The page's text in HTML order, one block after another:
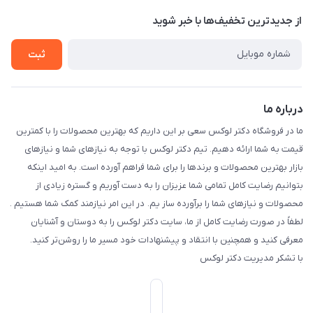
درباره ما
راهنما
از جدید‌ترین تخفیف‌ها با‌ خبر شوید
ثبت
درباره ما
ما در فروشگاه دکتر لوکس سعی بر این داریم که بهترین محصولات را با کمترین
قیمت به شما ارائه دهیم. تیم دکتر لوکس با توجه به نیازهای شما و نیازهای
بازار بهترین محصولات و برندها را برای شما فراهم آورده است. به امید اینکه
بتوانیم رضایت کامل تمامی شما عزیزان را به دست آوریم و گستره زیادی از
محصولات و نیازهای شما را برآورده ساز یم. در این امر نیازمند کمک شما هستیم .
لطفاً در صورت رضایت کامل از ما، سایت دکتر لوکس را به دوستان و آشنایان
معرفی کنید و همچنین با انتقاد و پیشنهادات خود مسیر ما را روشن‌تر کنید.
با تشکر مدیریت دکتر لوکس